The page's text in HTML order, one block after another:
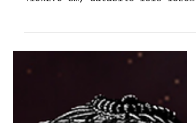
di Tiziana Todi Dipinto a
410x279 cm, databile 1518-1520,
Trasfigurazione venne...